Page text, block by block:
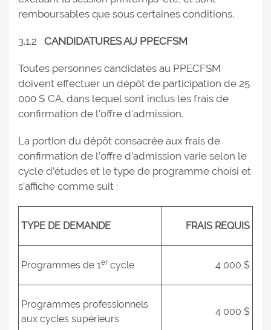
remboursables que sous certaines conditions.
3.1.2 CANDIDATURES AU PPECFSM
Toutes personnes candidates au PPECFSM
doivent effectuer un dépôt de participation de 25
000 $ CA, dans lequel sont inclus les frais de
confirmation de l’offre d’admission.
La portion du dépôt consacrée aux frais de
confirmation de l’offre d’admission varie selon le
cycle d’études et le type de programme choisi et
s’affiche comme suit :
TYPE DE DEMANDE FRAIS REQUIS
Programmes de 1er cycle 4 000 $
Programmes professionnels
aux cycles supérieurs
4 000 $